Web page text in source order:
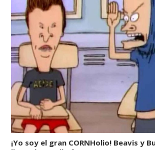
¡Yo soy el gran CORNHolio! Beavis y